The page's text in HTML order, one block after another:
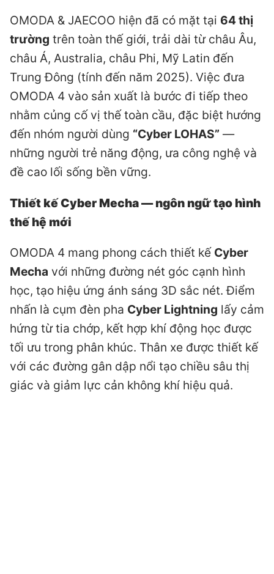
OMODA & JAECOO hiện đã có mặt tại 64 thị
trường trên toàn thế giới, trải dài từ châu Âu,
châu Á, Australia, châu Phi, Mỹ Latin đến
Trung Đông (tính đến năm 2025). Việc đưa
OMODA 4 vào sản xuất là bước đi tiếp theo
nhằm củng cố vị thế toàn cầu, đặc biệt hướng
đến nhóm người dùng “Cyber LOHAS” —
những người trẻ năng động, ưa công nghệ và
đề cao lối sống bền vững.
Thiết kế Cyber Mecha — ngôn ngữ tạo hình
thế hệ mới
OMODA 4 mang phong cách thiết kế Cyber
Mecha với những đường nét góc cạnh hình
học, tạo hiệu ứng ánh sáng 3D sắc nét. Điểm
nhấn là cụm đèn pha Cyber Lightning lấy cảm
hứng từ tia chớp, kết hợp khí động học được
tối ưu trong phân khúc. Thân xe được thiết kế
với các đường gân dập nổi tạo chiều sâu thị
giác và giảm lực cản không khí hiệu quả.